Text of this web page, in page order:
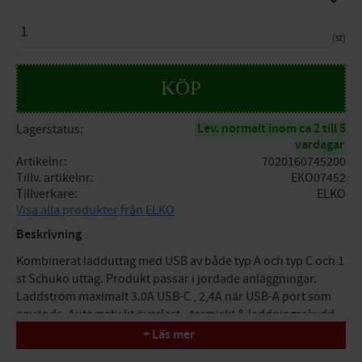
st
KÖP
Lagerstatus
Lev. normalt inom ca 2 till 5
vardagar
Artikelnr
7020160745200
Tillv. artikelnr
EKO07452
Tillverkare
ELKO
Visa alla produkter från ELKO
Beskrivning
Kombinerat ladduttag med USB av både typ A och typ C och 1
st Schuko uttag. Produkt passar i jordade anläggningar.
Laddström maximalt 3.0A USB-C , 2,4A när USB-A port som
används. Automatiskt överlast-, termiskt & laddningsskydd.
+ Läs mer